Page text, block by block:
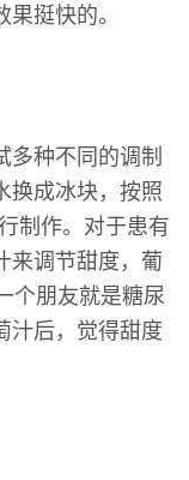
挺快的。
多种不同的调制
换成冰块，按照
制作。对于患有
来调节甜度，葡
个朋友就是糖尿
汁后，觉得甜度